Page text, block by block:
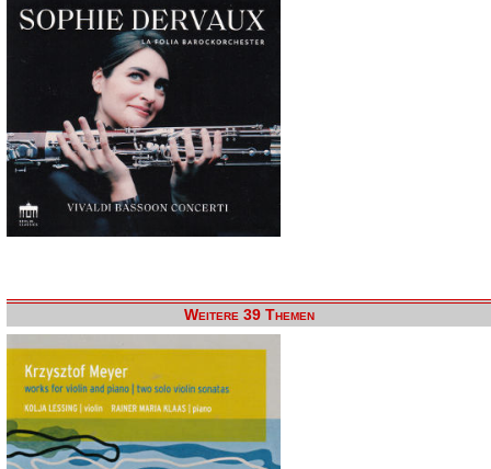
Weitere 39 Themen